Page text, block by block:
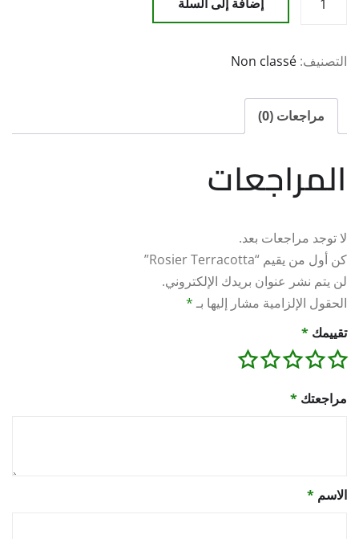
Rosier
التصنيف: Non classé
مراجعات (0)
المراجعات
لا توجد مراجعات بعد.
كن أول من يقيم “Rosier Terracotta”
لن يتم نشر عنوان بريدك الإلكتروني.
الحقول الإلزامية مشار إليها بـ *
تقييمك *
مراجعتك *
الاسم *